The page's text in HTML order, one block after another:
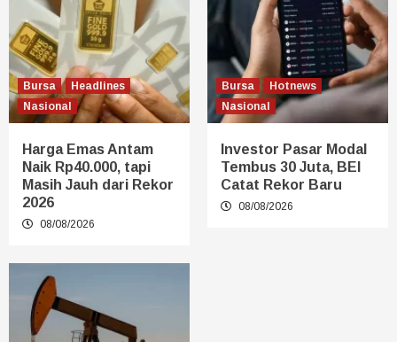
Bursa
Headlines
Nasional
Harga Emas Antam
Naik Rp40.000, tapi
Masih Jauh dari Rekor
2026
08/08/2026
Bursa
Hotnews
Nasional
Investor Pasar Modal
Tembus 30 Juta, BEI
Catat Rekor Baru
08/08/2026